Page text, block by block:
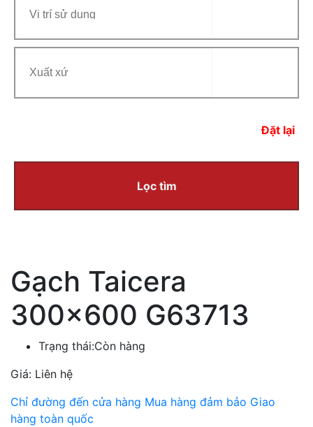
Đặt lại
Lọc tìm
Gạch Taicera
300×600 G63713
Trạng thái:Còn hàng
Giá: Liên hệ
Chỉ đường đến cửa hàng Mua hàng đảm bảo Giao
hàng toàn quốc